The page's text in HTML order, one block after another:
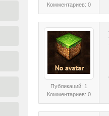
Комментариев: 0
Публикаций: 1
Комментариев: 0